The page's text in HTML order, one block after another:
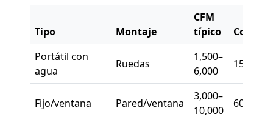
Tipo Montaje
CFM
típico
Portátil con
agua
Ruedas
1,500–
6,000
15–80
Fijo/ventana Pared/ventana
3,000–
10,000
60–180